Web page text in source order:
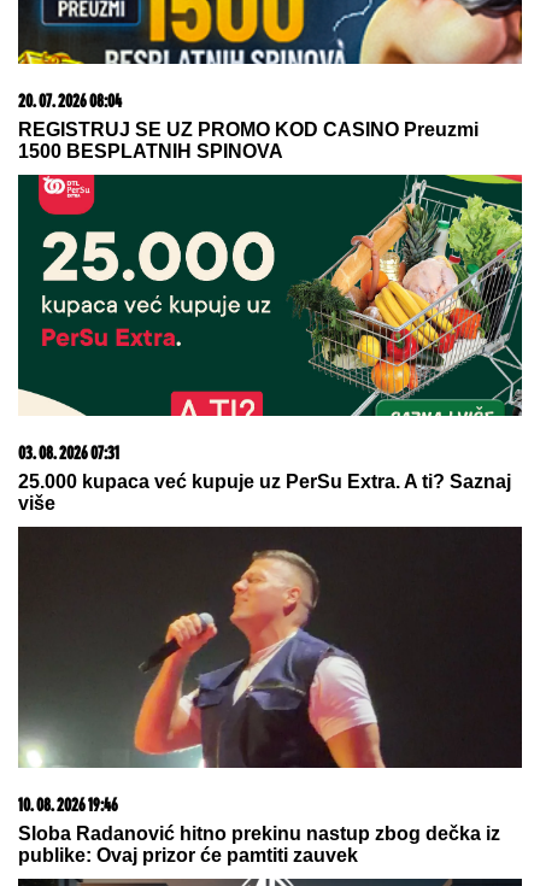
06. 08. 2026 09:39
Marija (3) se igrala u dvorištu i samo je nestala: Posle
42 godine otac je pronašao, zanemeo je kada je saznao
gde je bila
Mama ima ravnu, tata kovrdžavu kosu: Kakvu će imati
dete? Genetika ima iznenađenje